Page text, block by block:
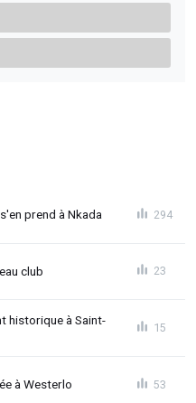
prend à Nkada 294
club 23
historique à Saint-
15
à Westerlo 53